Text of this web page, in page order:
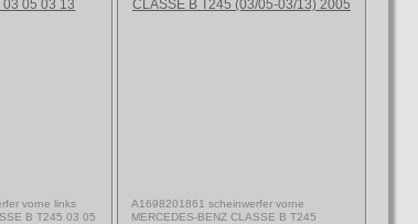
vorne links
B T245 03 05
A1698201861 scheinwerfer vorne
MERCEDES-BENZ CLASSE B T245